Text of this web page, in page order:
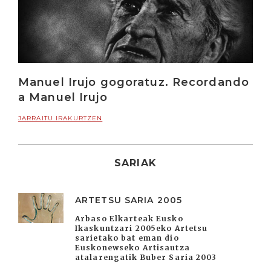
Manuel Irujo gogoratuz. Recordando
a Manuel Irujo
JARRAITU IRAKURTZEN
SARIAK
ARTETSU SARIA 2005
Arbaso Elkarteak Eusko
Ikaskuntzari 2005eko Artetsu
sarietako bat eman dio
Euskonewseko Artisautza
atalarengatik Buber Saria 2003